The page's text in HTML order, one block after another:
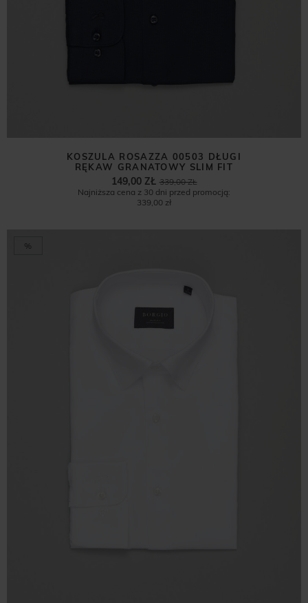
KOSZULA ROSAZZA 00503 DŁUGI
RĘKAW GRANATOWY SLIM FIT
339,00 ZŁ
149,00 ZŁ
Najniższa cena z 30 dni przed promocją:
339,00 zł
%